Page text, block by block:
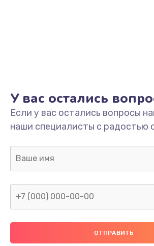
Замена/Pемонт
1300 руб.
Заказать
Ремонт капиллярной
400 руб.
У вас остались
Если у вас остались вопросы
наши специалисты с радостью